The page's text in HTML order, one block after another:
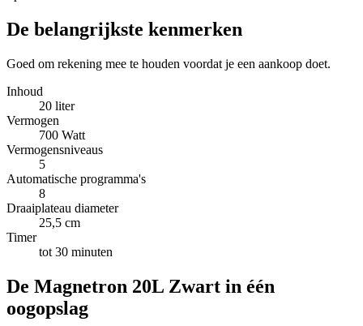
De belangrijkste kenmerken
Goed om rekening mee te houden voordat je een aankoop doet.
Inhoud
20 liter
Vermogen
700 Watt
Vermogensniveaus
5
Automatische programma's
8
Draaiplateau diameter
25,5 cm
Timer
tot 30 minuten
De Magnetron 20L Zwart in één
oogopslag